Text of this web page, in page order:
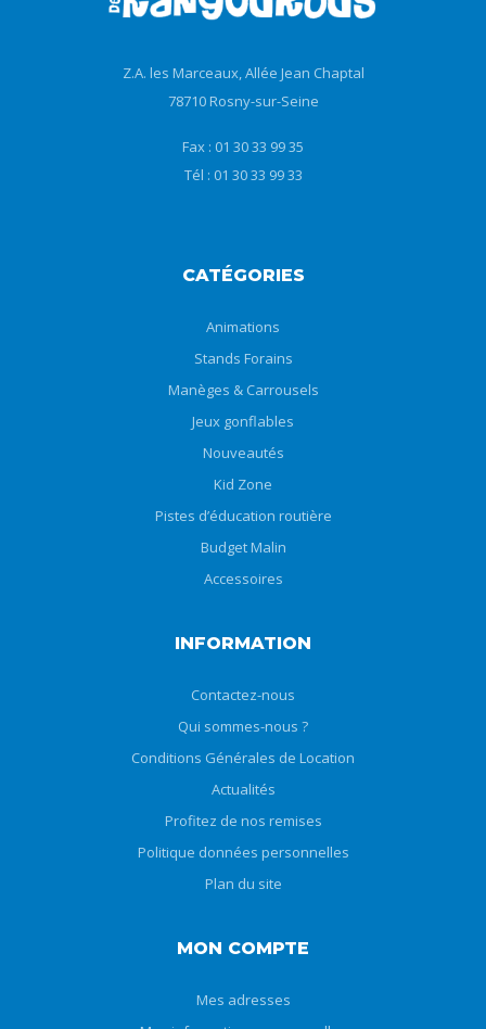
Z.A. les Marceaux, Allée Jean Chaptal
78710 Rosny-sur-Seine
Fax : 01 30 33 99 35
Tél : 01 30 33 99 33
CATÉGORIES
Animations
Stands Forains
Manèges & Carrousels
Jeux gonflables
Nouveautés
Kid Zone
Pistes d’éducation routière
Budget Malin
Accessoires
INFORMATION
Contactez-nous
Qui sommes-nous ?
Conditions Générales de Location
Actualités
Profitez de nos remises
Politique données personnelles
Plan du site
MON COMPTE
Mes adresses